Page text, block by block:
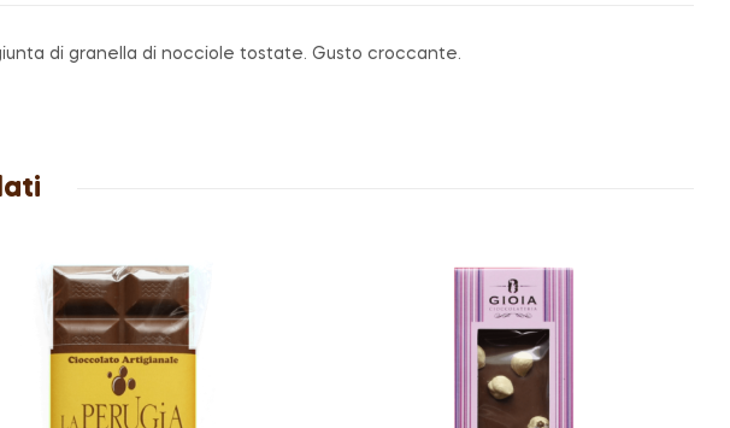
di granella di nocciole tostate. Gusto croccante.